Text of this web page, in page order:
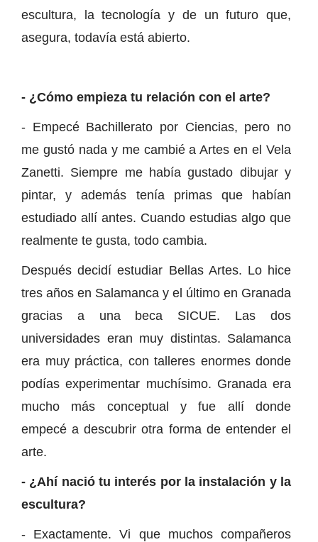
escultura, la tecnología y de un futuro que,
asegura, todavía está abierto.
- ¿Cómo empieza tu relación con el arte?
- Empecé Bachillerato por Ciencias, pero no
me gustó nada y me cambié a Artes en el Vela
Zanetti. Siempre me había gustado dibujar y
pintar, y además tenía primas que habían
estudiado allí antes. Cuando estudias algo que
realmente te gusta, todo cambia.
Después decidí estudiar Bellas Artes. Lo hice
tres años en Salamanca y el último en Granada
gracias a una beca SICUE. Las dos
universidades eran muy distintas. Salamanca
era muy práctica, con talleres enormes donde
podías experimentar muchísimo. Granada era
mucho más conceptual y fue allí donde
empecé a descubrir otra forma de entender el
arte.
- ¿Ahí nació tu interés por la instalación y la
escultura?
- Exactamente. Vi que muchos compañeros